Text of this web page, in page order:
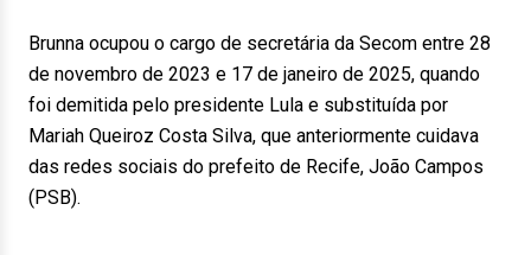
Brunna ocupou o cargo de secretária da Secom entre 28
de novembro de 2023 e 17 de janeiro de 2025, quando
foi demitida pelo presidente Lula e substituída por
Mariah Queiroz Costa Silva, que anteriormente cuidava
das redes sociais do prefeito de Recife, João Campos
(PSB).